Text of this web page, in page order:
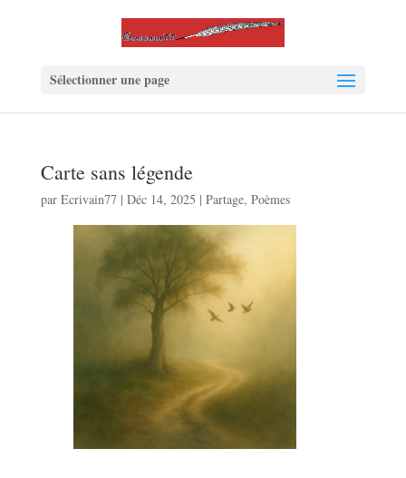
Sélectionner une page
Carte sans légende
par Ecrivain77| Déc 14, 2025 | Partage, Poèmes